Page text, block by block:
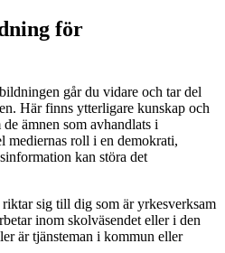
för
går du vidare och tar del
Här finns ytterligare kunskap och
ämnen som avhandlats i
mediernas roll i en demokrati,
kan störa det
sig till dig som är yrkesverksam
inom skolväsendet eller i den
är tjänsteman i kommun eller